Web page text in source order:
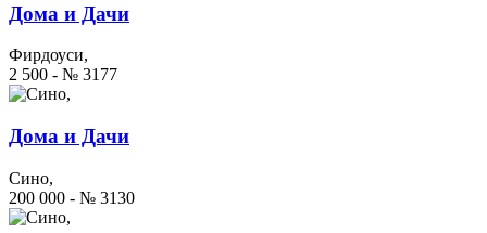
Дома и Дачи
Фирдоуси,
2 500 - № 3177
Дома и Дачи
Сино,
200 000 - № 3130